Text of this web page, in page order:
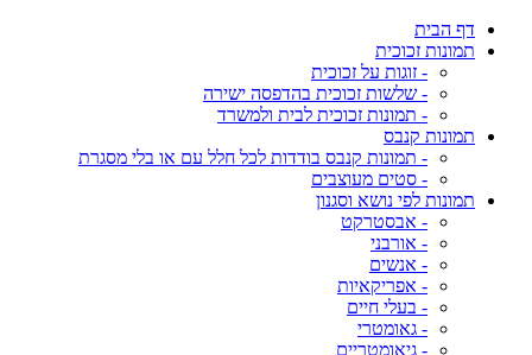
דף הבית
תמונות זכוכית
- זוגות על זכוכית
- שלשות זכוכית בהדפסה ישירה
- תמונות זכוכית לבית ולמשרד
תמונות קנבס
- תמונות קנבס בודדות לכל חלל עם או בלי מסגרת
- סטים מעוצבים
תמונות לפי נושא וסגנון
- אבסטרקט
- אורבני
- אנשים
- אפריקאיות
- בעלי חיים
- גאומטרי
- גיאומטריים